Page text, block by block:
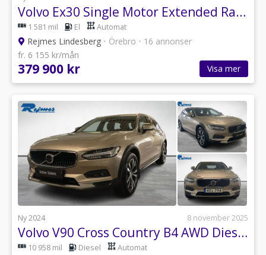
Volvo Ex30 Single Motor Extended Range Ultra
1 581 mil El Automat
Rejmes Lindesberg • Örebro • 16 annonser
fr. 6 155 kr/mån
379 900 kr Visa mer
Ny 2024 8 november 2025
Volvo V90 Cross Country B4 AWD Diesel Core
10 958 mil Diesel Automat